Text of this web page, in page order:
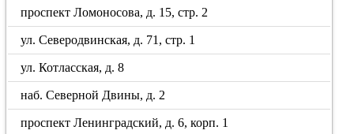
проспект Ломоносова, д. 15, стр. 2
ул. Северодвинская, д. 71, стр. 1
ул. Котласская, д. 8
наб. Северной Двины, д. 2
проспект Ленинградский, д. 6, корп. 1